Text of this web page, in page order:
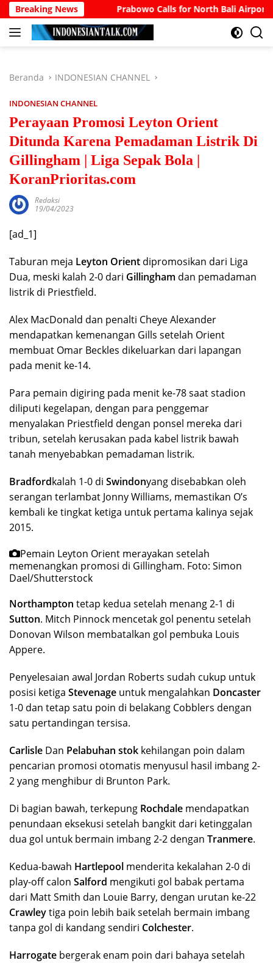
Langsung
ke
konten
Breaking News
Account Prabowo Calls for North Bali Airport to
Beranda INDONESIAN CHANNEL
INDONESIAN CHANNEL
Perayaan Promosi Leyton Orient
Ditunda Karena Pemadaman Listrik Di
Gillingham | Liga Sepak Bola |
KoranPrioritas.com
Redaksi
19/04/2023
[ad_1]
Taburan meja Leyton Orient dipromosikan dari Liga
Dua, meski kalah 2-0 dari Gillingham dan pemadaman
listrik di Priestfield.
Alex MacDonald dan penalti Cheye Alexander
mendapatkan kemenangan Gills setelah Orient
membuat Omar Beckles dikeluarkan dari lapangan
pada menit ke-14.
Para pemain digiring pada menit ke-78 saat stadion
diliputi kegelapan, dengan para penggemar
menyalakan Priestfield dengan ponsel mereka dari
tribun, setelah kerusakan pada kabel listrik bawah
tanah menyebabkan pemadaman listrik.
Bradfordkalah 1-0 di Swindonyang disebabkan oleh
serangan terlambat Jonny Williams, memastikan O’s
kembali ke tingkat ketiga untuk pertama kalinya sejak
2015.
Pemain Leyton Orient merayakan setelah
memenangkan promosi di Gillingham. Foto: Simon
Dael/Shutterstock
Northampton tetap kedua setelah menang 2-1 di
Sutton. Mitch Pinnock mencetak gol penentu setelah
Donovan Wilson membatalkan gol pembuka Louis
Appere.
Penyelesaian awal Jordan Roberts sudah cukup untuk
posisi ketiga Stevenage untuk mengalahkan Doncaster
1-0 dan tetap satu poin di belakang Cobblers dengan
satu pertandingan tersisa.
Carlisle Dan Pelabuhan stok kehilangan poin dalam
pencarian promosi otomatis menyusul hasil imbang 2-
2 yang menghibur di Brunton Park.
Di bagian bawah, terkepung Rochdale mendapatkan
penundaan eksekusi setelah bangkit dari ketinggalan
dua gol untuk bermain imbang 2-2 dengan Tranmere.
Kedua-bawah Hartlepool menderita kekalahan 2-0 di
play-off calon Salford mengikuti gol babak pertama
dari Matt Smith dan Louie Barry, dengan urutan ke-22
Crawleytiga poin lebih baik setelah bermain imbang
tanpa gol di kandang sendiri Colchester.
Harrogate bergerak enam poin dari bahaya setelah